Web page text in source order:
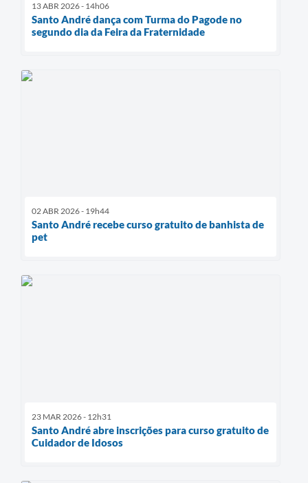
13 ABR 2026 - 14h06
Santo André dança com Turma do Pagode no
segundo dia da Feira da Fraternidade
02 ABR 2026 - 19h44
Santo André recebe curso gratuito de banhista de
pet
23 MAR 2026 - 12h31
Santo André abre inscrições para curso gratuito de
Cuidador de Idosos